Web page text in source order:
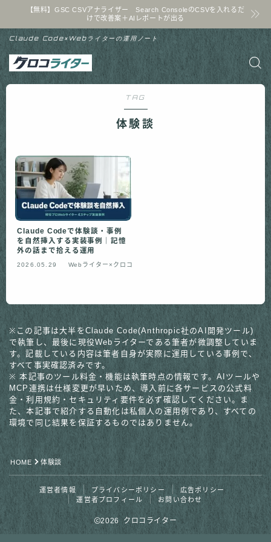
【無料】GSC CSVアナライザー Search ConsoleのCSVを入れるだ
けで改善案＋AIレポートが出る
Claude Code×Webライターの運用ノート
TAG
体験談
Claude Codeで体験談・事例
を自然挿入する実装事例｜記憶
外の話まで拾える運用
2026.05.29 Webライター×クロコ
※この記事は大半をClaude Code(Anthropic社のAI開発ツール)
で執筆し、最後に現役Webライターである筆者が微調整していま
す。記載している内容は筆者自身が実際に運用している事例で、
すべて事実確認済みです。
※ 本記事のツール料金・機能は執筆時点の情報です。AIツールや
MCP連携は仕様変更が早いため、導入前に各サービスの公式料
金・利用規約・セキュリティ要件を必ず確認してください。ま
た、本記事で紹介する自動化は私個人の運用例であり、すべての
環境で同じ結果を保証するものではありません。
HOME 体験談
運営者情報 プライバシーポリシー
広告ポリシー
運営者プロフィール
お問い合わせ
2026 クロコライター